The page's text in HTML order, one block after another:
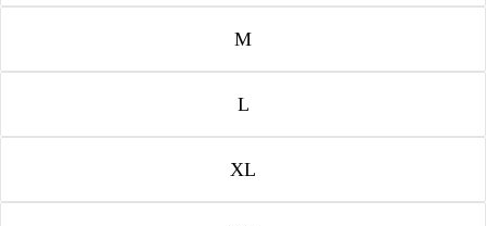
M
L
XL